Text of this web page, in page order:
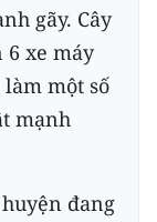
gãy. Cây
6 xe máy
làm một số
mạnh
đang